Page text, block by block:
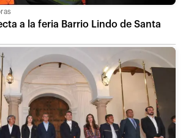
a la feria Barrio Lindo de Santa